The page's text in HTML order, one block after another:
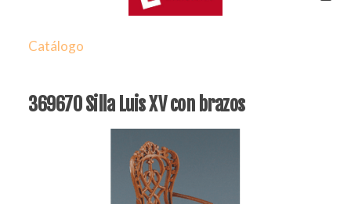
Catálogo
369670 Silla Luis XV con brazos